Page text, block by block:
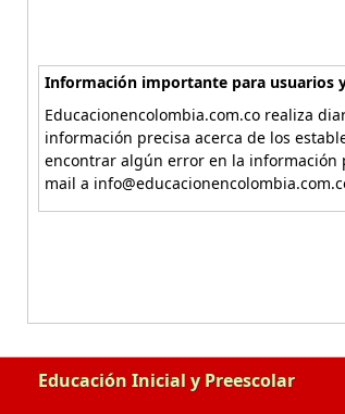
Información importante para usuarios
Educacionencolombia.com.co realiza
información precisa acerca de los
encontrar algún error en la información
mail a
Educación Inicial y Preescolar